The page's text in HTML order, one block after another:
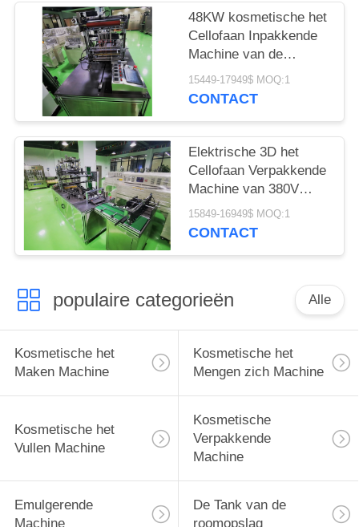
48KW kosmetische het
Cellofaan Inpakkende
Machine van de
Condoomdoos
15449-17949$ MOQ:1
CONTACT
Elektrische 3D het
Cellofaan Verpakkende
Machine van 380V
50Hz
15849-16949$ MOQ:1
CONTACT
populaire categorieën Alle
Kosmetische het
Maken Machine
Kosmetische het
Mengen zich Machine
Kosmetische het
Vullen Machine
Kosmetische
Verpakkende
Machine
Emulgerende
Machine
De Tank van de
roomopslag